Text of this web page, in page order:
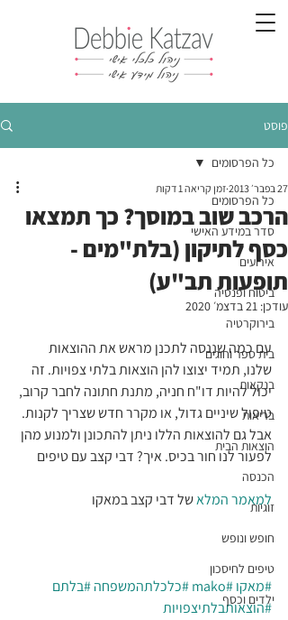
פוסט
כל הפרסומים
סדר במידע האישי
אירועים
ביטוח ופנסיה
בירוקרטיה
בית ספר וחוגים
בנקאות
בריאות
הוצאות הבית
הכנסה
זוגיות
חופש ונופש
טיפים לחיסכון
ילדים וכסף
כל הפרסומים
הרכב שוב במוסך? כך תמצאו
כסף לתיקון (בלת"מים -
תופעות תב"ע)
27 בפבר׳ 2013 זמן קריאה 1 דקות
עודכן: 21 בדצמ׳ 2020
עם כמה שננסה לתכנן מראש את ההוצאות
שלנו, תמיד יצוצו להן הוצאות בלתי צפויות. זה
יכול להיות דו"ח חניה, מתנת חתונה לחבר קרוב,
טיפול שיניים גדול, או מקרר חדש שצריך לקנות.
אבל גם להוצאות הללו ניתן להתכונן ולמנוע מהן
לפעור לנו חור בכיס. איך? דבי קצב עם טיפים
למאמר המלא של דבי קצב במאקו
#מאקו#mako #כלכלתהמשפחה#בלתם
#הוצאותבלתיצפויות